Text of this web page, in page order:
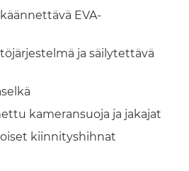
EVA-
ja säilytettävä
kameransuoja ja jakajat
kiinnityshihnat